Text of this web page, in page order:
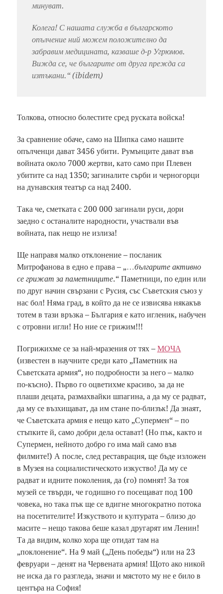
минуват.
Колега! С нашата служба в българското
опълчение ний можем положително да
забравим медицината, казваше д-р Угрюмов.
Вижда се, че българите от друга прежда са
изтъкани.“ (ibidem)
Толкова, относно болестите сред руската войска!
За сравнение обаче, само на Шипка само нашите
опълченци дават 3456 убити. Румънците дават във
войната около 7000 жертви, като само при Плевен
убитите са над 1350; загиналите сърби и черногорци
на дунавския театър са над 2400.
Така че, сметката с 200 000 загинали руси, дори
заедно с останалите народности, участвали във
войната, пак нещо не излиза!
Ще направя малко отклонение – посланик
Митрофанова в едно е права – „…българите активно
се грижат за паметниците.“ Паметници, по един или
по друг начин свързани с Русия, със Съветския съюз у
нас бол! Няма град, в който да не се извисява някакъв
тотем в тази връзка – България е като игленик, набучен
с отровни игли! Но ние се грижим!!!
Погрижихме се за най-мразения от тях – МОЧА
(известен в научните среди като „Паметник на
Съветската армия“, но подробности за него – малко
по-късно). Първо го оцветихме красиво, за да не
плаши децата, размахвайки шпагина, а да му се радват,
да му се възхищават, да им стане по-близък! Да знаят,
че Съветската армия е нещо като „Супермен“ – по
стъпките й, само добри дела остават! (Но пък, както и
Супермен, нейното добро го има май само във
филмите!) А после, след реставрация, ще бъде изложен
в Музея на социалистическото изкуство! Да му се
радват и идните поколения, да (го) помнят! За тоя
музей се твърди, че годишно го посещават под 100
човека, но така пък ще се вдигне многократно потока
на посетителите! Изкуството и културата – близо до
масите – нещо такова беше казал другарят им Ленин!
Та да видим, колко хора ще отидат там на
„поклонение“. На 9 май („День победы“) или на 23
февруари – денят на Червената армия! Щото ако никой
не иска да го разгледа, значи и мястото му не е било в
центъра на София!